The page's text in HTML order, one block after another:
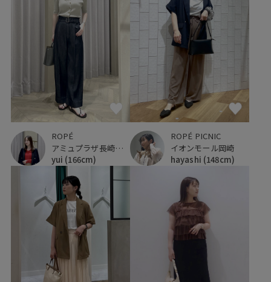
ROPÉ
アミュプラザ長崎新館
yui (166cm)
ROPÉ PICNIC
イオンモール岡崎
hayashi (148cm)